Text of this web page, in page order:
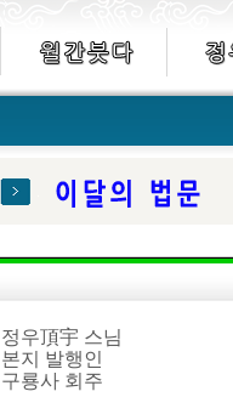
정우頂宇 스님
본지 발행인
구룡사 회주